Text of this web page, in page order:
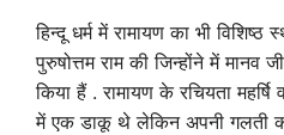
हिन्दू धर्म में रामायण का भी विशिष्ठ
पुरुषोत्तम राम की जिन्होंने में मानव
किया हैं . रामायण के रचियता
में एक डाकू थे लेकिन अपनी गलती